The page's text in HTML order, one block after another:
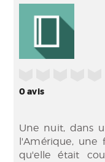
0avis
Une nuit, dans
l'Amérique, une
qu'elle était